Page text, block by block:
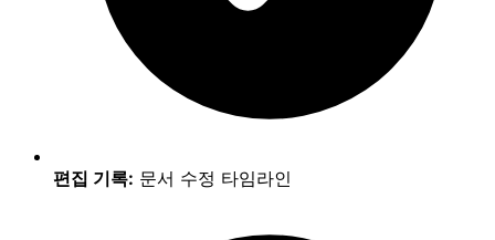
편집 기록: 문서 수정 타임라인